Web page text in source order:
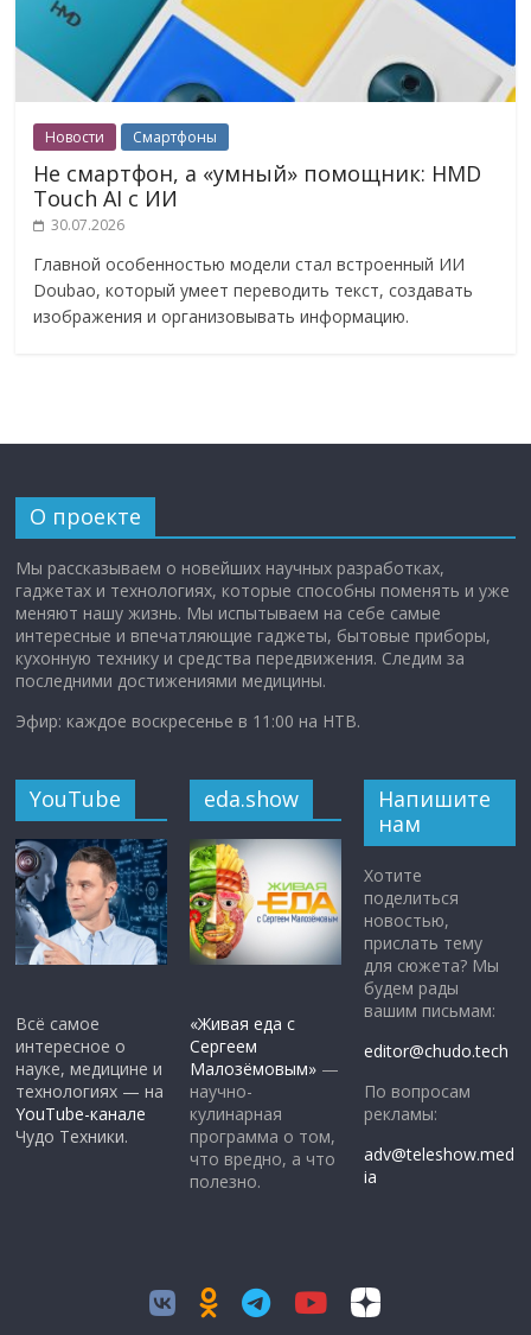
Новости Смартфоны
Не смартфон, а «умный» помощник: HMD
Touch AI с ИИ
30.07.2026
Главной особенностью модели стал встроенный ИИ
Doubao, который умеет переводить текст, создавать
изображения и организовывать информацию.
О проекте
Мы рассказываем о новейших научных разработках,
гаджетах и технологиях, которые способны поменять и уже
меняют нашу жизнь. Мы испытываем на себе самые
интересные и впечатляющие гаджеты, бытовые приборы,
кухонную технику и средства передвижения. Следим за
последними достижениями медицины.
Эфир: каждое воскресенье в 11:00 на НТВ.
YouTube
Всё самое
интересное о
науке, медицине и
технологиях — на
YouTube-канале
Чудо Техники.
eda.show
«Живая еда с
Сергеем
Малозёмовым» —
научно-
кулинарная
программа о том,
что вредно, а что
полезно.
Напишите
нам
Хотите
поделиться
новостью,
прислать тему
для сюжета? Мы
будем рады
вашим письмам:
editor@chudo.tech
По вопросам
рекламы:
adv@teleshow.med
ia